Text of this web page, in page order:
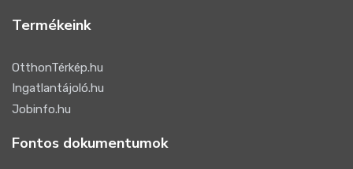
Termékeink
OtthonTérkép.hu
Ingatlantájoló.hu
Jobinfo.hu
Fontos dokumentumok